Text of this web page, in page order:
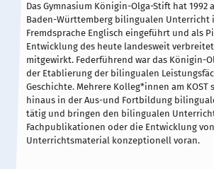
Das Gymnasium Königin-Olga-Stift hat 1992
Baden-Württemberg bilingualen Unterricht
Fremdsprache Englisch eingeführt und als
Entwicklung des heute landesweit
mitgewirkt. Federführend war das Königin-
der Etablierung der bilingualen
Geschichte. Mehrere Kolleg*innen am KOST
hinaus in der Aus-und Fortbildung
tätig und bringen den bilingualen
Fachpublikationen oder die Entwicklung von
Unterrichtsmaterial konzeptionell voran.